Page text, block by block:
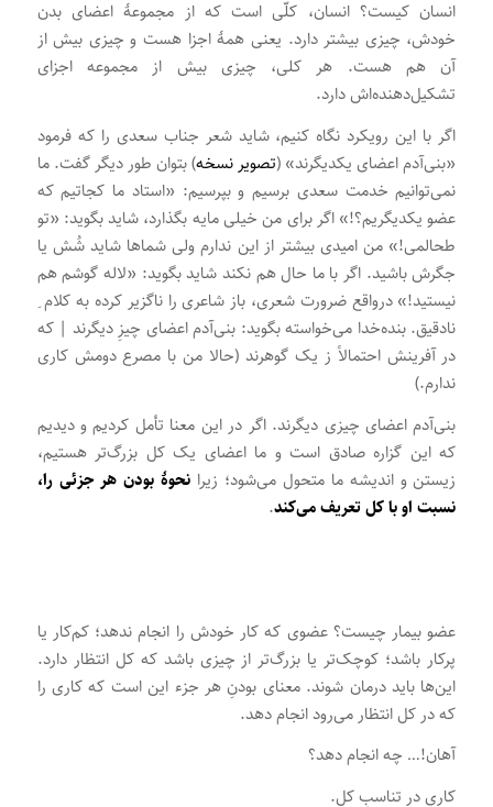
انسان کیست؟ انسان، کلّی است که از مجموعۀ اعضای بدن
خودش، چیزی بیشتر دارد. یعنی همۀ اجزا هست و چیزی بیش از
آن هم هست. هر کلی، چیزی بیش از مجموعه اجزای
تشکیل‌دهنده‌اش دارد.
اگر با این رویکرد نگاه کنیم، شاید شعر جناب سعدی را که فرمود
«بنی‌آدم اعضای یکدیگرند» (تصویر نسخه) بتوان طور دیگر گفت. ما
نمی‌توانیم خدمت سعدی برسیم و بپرسیم: «استاد ما کجاتیم که
عضو یکدیگریم؟!» اگر برای من خیلی مایه بگذارد، شاید بگوید: «تو
طحالمی!» من امیدی بیشتر از این ندارم ولی شماها شاید شُش یا
جگرش باشید. اگر با ما حال هم نکند شاید بگوید: «لاله گوشم هم
نیستید!» درواقع ضرورت شعری، باز شاعری را ناگزیر کرده به کلام ِ
نادقیق. بنده‌خدا می‌خواسته بگوید: بنی‌آدم اعضای چیزِ دیگرند | که
در آفرینش احتمالاً ز یک گوهرند (حالا من با مصرع دومش کاری
ندارم.)
بنی‌آدم اعضای چیزی دیگرند. اگر در این معنا تأمل کردیم و دیدیم
که این گزاره صادق است و ما اعضای یک کل بزرگ‌تر هستیم،
زیستن و اندیشه ما متحول می‌شود؛ زیرا نحوۀ بودن هر جزئی را،
نسبت او با کل تعریف می‌کند.
عضو بیمار چیست؟ عضوی که کار خودش را انجام ندهد؛ کم‌کار یا
پرکار باشد؛ کوچک‌تر یا بزرگ‌تر از چیزی باشد که کل انتظار دارد.
این‌ها باید درمان شوند. معنای بودنِ هر جزء این است که کاری را
که در کل انتظار می‌رود انجام دهد.
آهان!… چه انجام دهد؟
کاری در تناسبِ کل.